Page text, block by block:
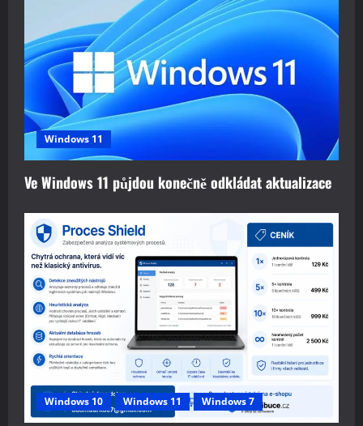
Windows 11
Ve Windows 11 půjdou konečně odkládat aktualizace
Windows 10 Windows 11 Windows 7